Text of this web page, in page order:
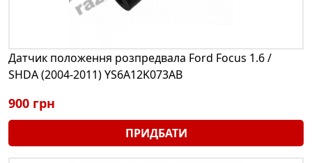
Датчик положення розпредвала Ford Focus 1.6 /
SHDA (2004-2011) YS6A12K073AB
900 грн
ПРИДБАТИ